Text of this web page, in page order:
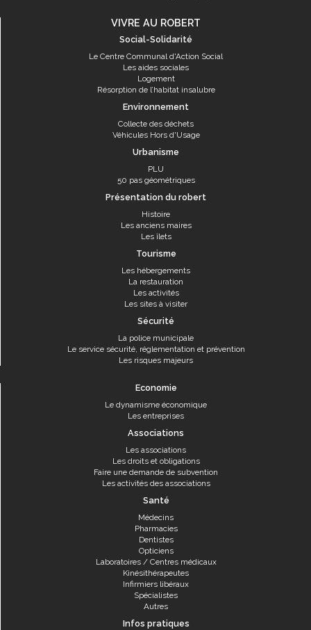
VIVRE AU ROBERT
Social-Solidarité
Le Centre Communal d'Action Social
Les aides sociales
Logement
Résorption de l’habitat insalubre
Environnement
Collecte des déchets
Véhicules Hors d'Usage
Urbanisme
PLU
50 pas géométriques
Présentation du robert
Histoire
Les anciens maires
Les îlets
Tourisme
Les hébergements
La restauration
Les activités
Les sites à visiter
Sécurité
La police municipale
Le service sécurité, réglementation et prévention
Les risques majeurs
Economie
Le dynamisme économique
Les entreprises
Associations
Les associations
Les droits et obligations
Faire une demande de subvention
Les activités des associations
Santé
Médecins
Pharmacies
Dentistes
Opticiens
Laboratoires / Centres médicaux
Kinésithérapeutes
Infirmiers libéraux
Spécialistes
Autres
Infos pratiques